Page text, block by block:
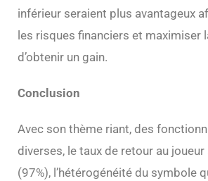
inférieur seraient plus avantageux
les risques financiers et maximiser
d’obtenir un gain.
Conclusion
Avec son thème riant, des
diverses, le taux de retour au
(97%), l’hétérogénéité du symbole